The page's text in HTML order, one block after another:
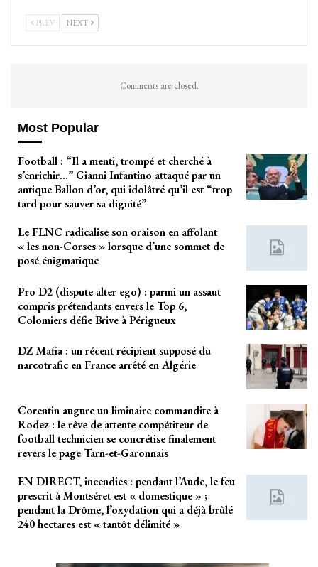
PREV NEXT
Comments are closed.
Most Popular
Football : “Il a menti, trompé et cherché à
s’enrichir…” Gianni Infantino attaqué par un
antique Ballon d’or, qui idolâtré qu’il est “trop
tard pour sauver sa dignité”
Le FLNC radicalise son oraison en affolant
« les non-Corses » lorsque d’une sommet de
posé énigmatique
Pro D2 (dispute alter ego) : parmi un assaut
compris prétendants envers le Top 6,
Colomiers défie Brive à Périgueux
DZ Mafia : un récent récipient supposé du
narcotrafic en France arrêté en Algérie
Corentin augure un liminaire commandite à
Rodez : le rêve de attente compétiteur de
football technicien se concrétise finalement
revers le page Tarn-et-Garonnais
EN DIRECT, incendies : pendant l’Aude, le feu
prescrit à Montséret est « domestique » ;
pendant la Drôme, l’oxydation qui a déjà brûlé
240 hectares est « tantôt délimité »